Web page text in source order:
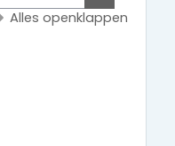
Zoek
Alles openklappen